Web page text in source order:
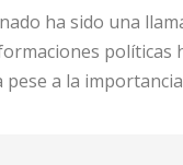
ha sido una
políticas
a la